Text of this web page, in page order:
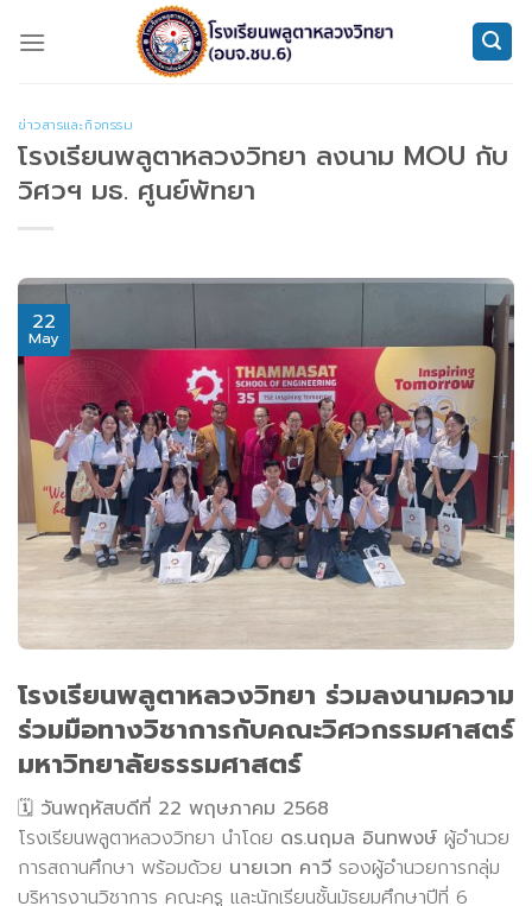
ข่าวสารและกิจกรรม
โรงเรียนพลูตาหลวงวิทยา ลงนาม MOU กับ
วิศวฯ มธ. ศูนย์พัทยา
22
May
โรงเรียนพลูตาหลวงวิทยา ร่วมลงนามความ
ร่วมมือทางวิชาการกับคณะวิศวกรรมศาสตร์
มหาวิทยาลัยธรรมศาสตร์
🗓 วันพฤหัสบดีที่ 22 พฤษภาคม 2568
โรงเรียนพลูตาหลวงวิทยา นำโดย ดร.นฤมล อินทพงษ์ ผู้อำนวย
การสถานศึกษา พร้อมด้วย นายเวท คาวี รองผู้อำนวยการกลุ่ม
บริหารงานวิชาการ คณะครู และนักเรียนชั้นมัธยมศึกษาปีที่ 6